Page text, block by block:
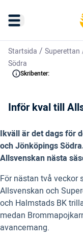
Startsida / Superettan
Södra
Skribenter:
Inför kval till
Ikväll är det dags för
och Jönköpings
Allsvenskan nästa
För nästan två veckor
Allsvenskan och
och Halmstads BK
medan
avancemang.